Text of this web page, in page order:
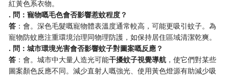
紅黃色系衣物。
​. 問：寵物嘅毛色會否影響惹蚊程度？​
​答​ ​：會。深色毛髮嘅寵物體表溫度通常較高，可能更吸引蚊子。為
寵物防蚊應注重環境治理同物理防護，如保持居住區域清潔乾爽。
​. 問：城市環境光害會否影響蚊子對圖案嘅反應？​
​答​ ​：會。城市中大量人造光可能​​干擾蚊子視覺導航​ ​，使它們對某些
圖案顏色反應不同。減少直射人嘅強光、使用黃色燈源有助減少吸